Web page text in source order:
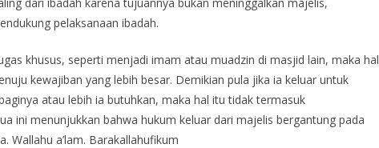
pelaksanaan ibadah.
khusus, seperti menjadi imam atau muadzin di masjid lain, maka hal
kewajiban yang lebih besar. Demikian pula jika ia keluar untuk
atau lebih ia butuhkan, maka hal itu tidak termasuk
ini menunjukkan bahwa hukum keluar dari majelis bergantung pada
Wallahu a’lam. Barakallahufikum